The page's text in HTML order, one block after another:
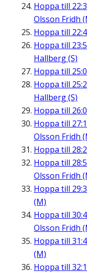
Hoppa till
Olsson Fridh
Hoppa till
Hoppa till
Hallberg (S)
Hoppa till
Hoppa till
Hallberg (S)
Hoppa till
Hoppa till
Olsson Fridh
Hoppa till
Hoppa till
Olsson Fridh
Hoppa till
(M)
Hoppa till
Olsson Fridh
Hoppa till
(M)
Hoppa till